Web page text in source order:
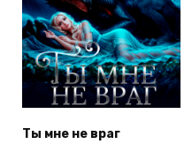
Ты мне не враг